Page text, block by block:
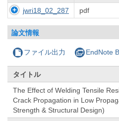
jwri18_02_287 pdf
論文情報
ファイル出力 EndNote
タイトル
The Effect of Welding Tensile
Crack Propagation in Low
Strength & Structural Design)